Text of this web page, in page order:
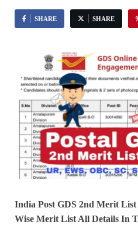
SHARE SHARE
India Post GDS 2nd Merit
Wise Merit List All Details In